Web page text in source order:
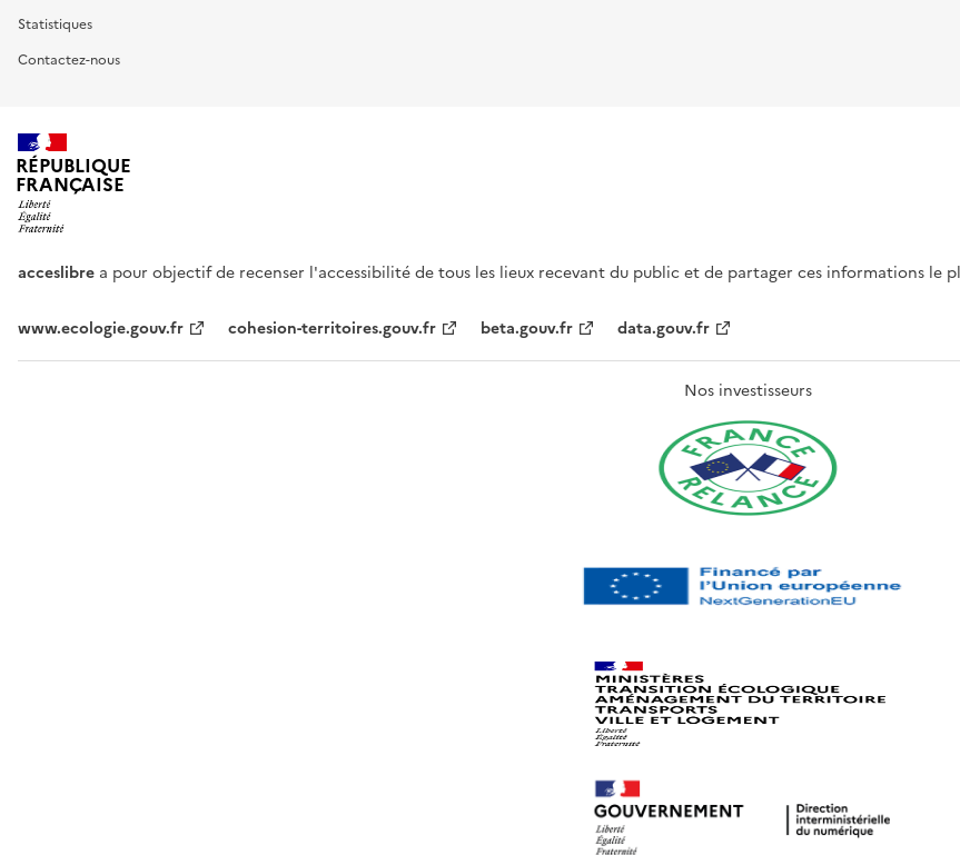
Statistiques
Contactez-nous
RÉPUBLIQUE
FRANÇAISE
acceslibre a pour objectif de recenser l'accessibilité de tous les lieux recevant du public et de partager ces informations le
www.ecologie.gouv.fr cohesion-territoires.gouv.fr beta.gouv.fr data.gouv.fr
Nos investisseurs